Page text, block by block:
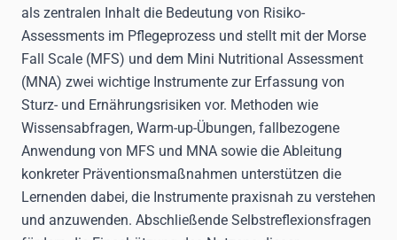
als zentralen Inhalt die Bedeutung von Risiko-
Assessments im Pflegeprozess und stellt mit der Morse
Fall Scale (MFS) und dem Mini Nutritional Assessment
(MNA) zwei wichtige Instrumente zur Erfassung von
Sturz- und Ernährungsrisiken vor. Methoden wie
Wissensabfragen, Warm-up-Übungen, fallbezogene
Anwendung von MFS und MNA sowie die Ableitung
konkreter Präventionsmaßnahmen unterstützen die
Lernenden dabei, die Instrumente praxisnah zu verstehen
und anzuwenden. Abschließende Selbstreflexionsfragen